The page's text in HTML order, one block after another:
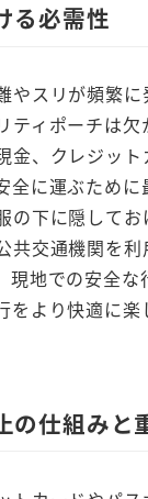
る必需性
やスリが頻繁に
ティポーチは欠
金、クレジット
全に運ぶために
の下に隠して
共交通機関を
現地での安全な
をより快適に楽
の仕組みと